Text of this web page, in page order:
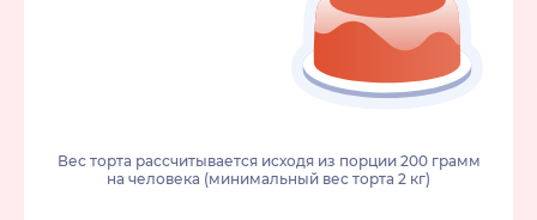
Вес торта рассчитывается исходя из порции 200 грамм
на человека (минимальный вес торта 2 кг)